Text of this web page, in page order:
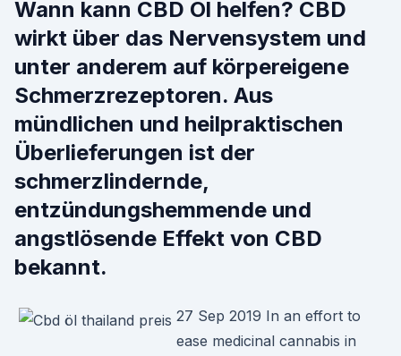
Wann kann CBD Öl helfen? CBD
wirkt über das Nervensystem und
unter anderem auf körpereigene
Schmerzrezeptoren. Aus
mündlichen und heilpraktischen
Überlieferungen ist der
schmerzlindernde,
entzündungshemmende und
angstlösende Effekt von CBD
bekannt.
27 Sep 2019 In an effort to
ease medicinal cannabis in